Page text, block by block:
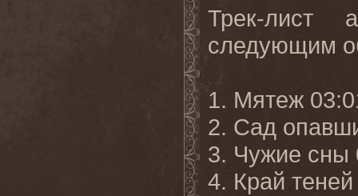
Трек-лист
следующим
1. Мятеж
2. Сад
3. Чужие сны
4. Край